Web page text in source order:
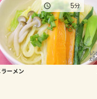
ーメン
5分